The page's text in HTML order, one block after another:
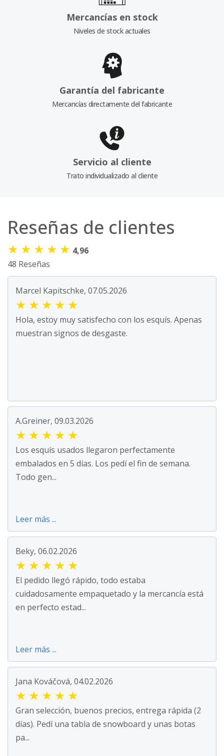
Mercancías en stock
Niveles de stock actuales
Garantía del fabricante
Mercancías directamente del fabricante
Servicio al cliente
Trato individualizado al cliente
Reseñas de clientes
★ ★ ★ ★ ★ 4,96
48 Reseñas
Marcel Kapitschke, 07.05.2026
★ ★ ★ ★ ★
Hola, estoy muy satisfecho con los esquís. Apenas
muestran signos de desgaste.
A.Greiner, 09.03.2026
★ ★ ★ ★ ★
Los esquís usados llegaron perfectamente
embalados en 5 días. Los pedí el fin de semana.
Todo gen...
Leer más ...
Beky, 06.02.2026
★ ★ ★ ★ ★
El pedido llegó rápido, todo estaba
cuidadosamente empaquetado y la mercancía está
en perfecto estad...
Leer más ...
Jana Kováčová, 04.02.2026
★ ★ ★ ★ ★
Gran selección, buenos precios, entrega rápida (2
días). Pedí una tabla de snowboard y unas botas
pa...